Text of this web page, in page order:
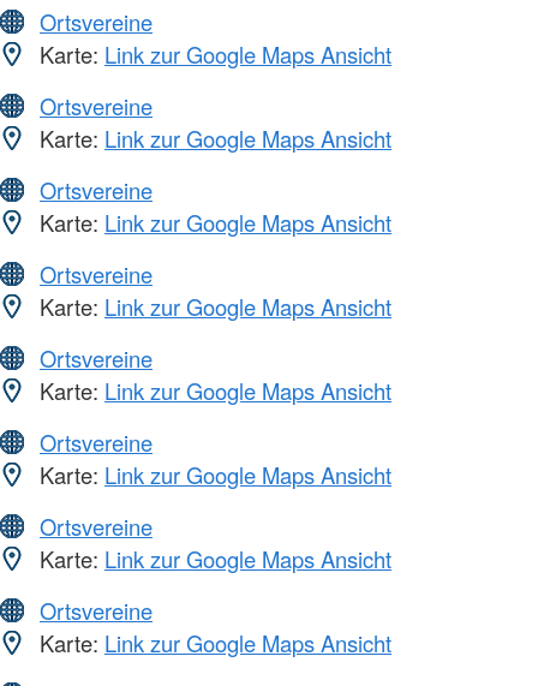
Ortsvereine
Karte: Link zur Google Maps Ansicht
Ortsvereine
Karte: Link zur Google Maps Ansicht
Ortsvereine
Karte: Link zur Google Maps Ansicht
Ortsvereine
Karte: Link zur Google Maps Ansicht
Ortsvereine
Karte: Link zur Google Maps Ansicht
Ortsvereine
Karte: Link zur Google Maps Ansicht
Ortsvereine
Karte: Link zur Google Maps Ansicht
Ortsvereine
Karte: Link zur Google Maps Ansicht